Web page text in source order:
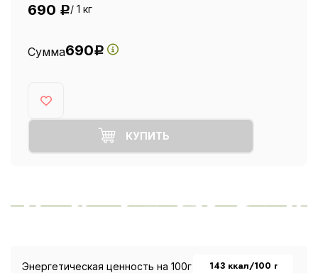
690 Р/ 1 кг
Сумма690Р
КУПИТЬ
Энергетическая ценность на 100г 143 ккал/100 г